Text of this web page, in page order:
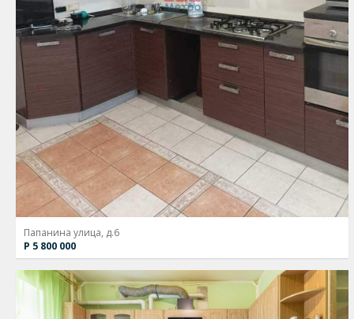
Папанина улица, д.6
Р 5 800 000